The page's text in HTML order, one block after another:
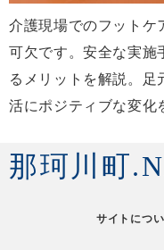
介護現場でのフットケ
可欠です。安全な実施
るメリットを解説。足
活にポジティブな変化
那珂川町
サイトにつ